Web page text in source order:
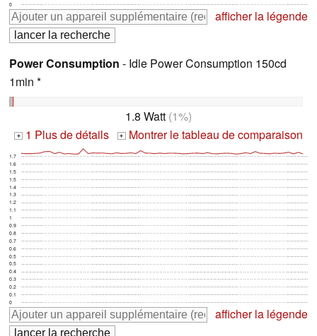
0
afficher la légende
Power Consumption - Idle Power Consumption 150cd
1min *
1.8 Watt (1%)
+ 1 Plus de détails + Montrer le tableau de comparaison
0
0.1
0.2
0.3
0.4
0.5
0.5
0.6
0.7
0.8
0.9
1
1.1
1.2
1.3
1.4
1.5
1.5
1.6
1.7
afficher la légende